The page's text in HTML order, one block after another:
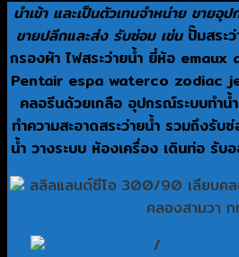
นำเข้า และเป็นตัวเทนจำหน่าย ขายอุ
ขายปลีกและส่ง รับซ่อม เช่น ปั๊มสระ
กรองผ้า ไฟสระว่ายน้ำ ยี่ห้อ
Pentair espa waterco zodiac
คลอรีนด้วยเกลือ อุปกรณ์ระบบทำน้
ทำความสะอาดสระว่ายน้ำ รวมถึงรั
น้ำ วางระบบ ห้องเครื่อง เดินท่อ รับ
ลลิลแลนด์ซีโอ 300/90 เลียบคล
คลองสามวา
/